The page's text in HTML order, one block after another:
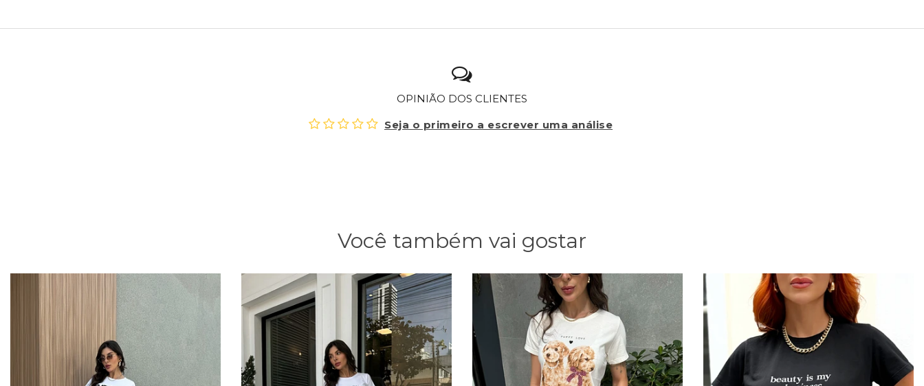
OPINIÃO DOS CLIENTES
Seja o primeiro a escrever uma análise
Você também vai gostar